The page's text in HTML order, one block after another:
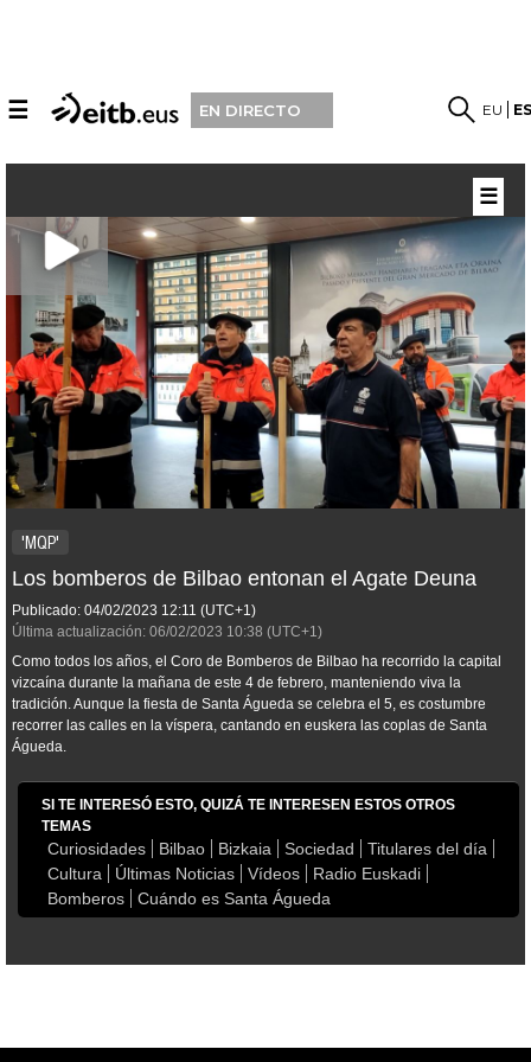
☰ EN DIRECTO EU
'MQP'
Los bomberos de Bilbao entonan el Agate Deuna
Publicado: 04/02/2023 12:11 (UTC+1)
Última actualización: 06/02/2023 10:38 (UTC+1)
Como todos los años, el Coro de Bomberos de Bilbao ha recorrido la capital
vizcaína durante la mañana de este 4 de febrero, manteniendo viva la
tradición. Aunque la fiesta de Santa Águeda se celebra el 5, es costumbre
recorrer las calles en la víspera, cantando en euskera las coplas de Santa
Águeda.
SI TE INTERESÓ ESTO, QUIZÁ TE INTERESEN ESTOS OTROS
TEMAS
Curiosidades Bilbao Bizkaia Sociedad
Titulares del día
Cultura
Últimas Noticias Vídeos
Radio Euskadi
Bomberos
Cuándo es Santa Águeda
☰